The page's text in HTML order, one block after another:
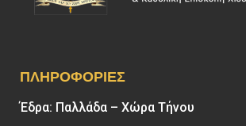
ΠΛΗΡΟΦΟΡΊΕΣ
Έδρα: Παλλάδα – Χώρα Τήνου